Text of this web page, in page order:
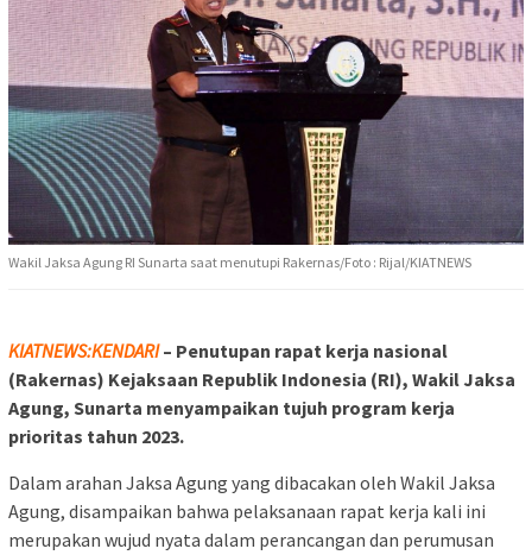
Wakil Jaksa Agung RI Sunarta saat menutupi Rakernas/Foto : Rijal/KIATNEWS
KIATNEWS:KENDARI– Penutupan rapat kerja nasional
(Rakernas) Kejaksaan Republik Indonesia (RI), Wakil Jaksa
Agung, Sunarta menyampaikan tujuh program kerja
prioritas tahun 2023.
Dalam arahan Jaksa Agung yang dibacakan oleh Wakil Jaksa
Agung, disampaikan bahwa pelaksanaan rapat kerja kali ini
merupakan wujud nyata dalam perancangan dan perumusan